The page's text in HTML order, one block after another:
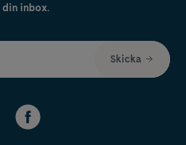
inbox.
Skicka